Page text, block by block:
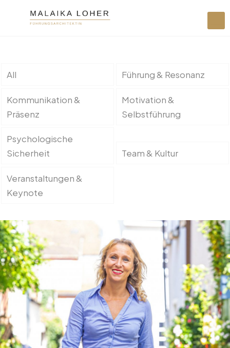
All Führung & Resonanz
Kommunikation &
Präsenz
Motivation &
Selbstführung
Psychologische
Sicherheit
Team & Kultur
Veranstaltungen &
Keynote